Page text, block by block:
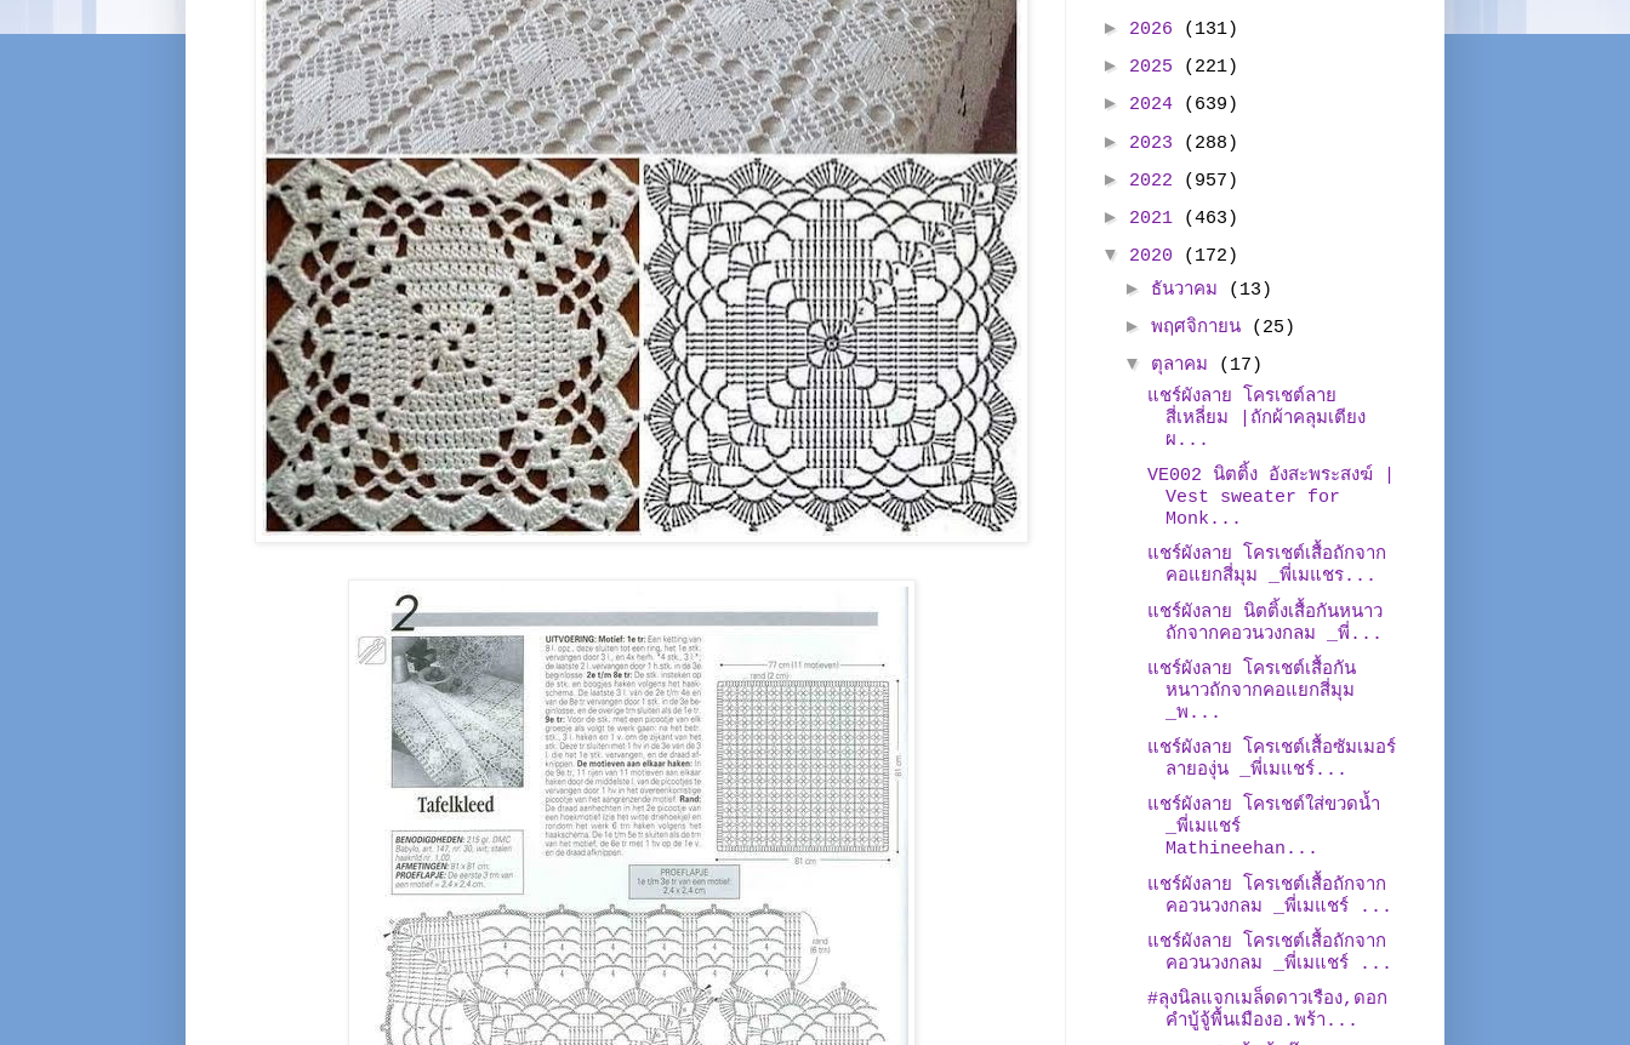
► 2026
(131)
► 2025
(221)
► 2024
(639)
► 2023
(288)
► 2022
(957)
► 2021
(463)
▼ 2020
(172)
► ธันวาคม
(13)
► พฤศจิกายน
(25)
▼ ตุลาคม
(17)
แชร์ผังลาย โครเชต์ลาย
สี่เหลี่ยม |ถักผ้าคลุมเตียง
ผ...
VE002 นิตติ้ง อังสะพระสงฆ์ |
Vest sweater for
Monk...
แชร์ผังลาย โครเชต์เสื้อถักจาก
คอแยกสี่มุม _พี่เมแชร...
แชร์ผังลาย นิตติ้งเสื้อกันหนาว
ถักจากคอวนวงกลม _พี่...
แชร์ผังลาย โครเชต์เสื้อกัน
หนาวถักจากคอแยกสี่มุม
_พ...
แชร์ผังลาย โครเชต์เสื้อซัมเมอร์
ลายองุ่น _พี่เมแชร์...
แชร์ผังลาย โครเชต์ใส่ขวดน้ำ
_พี่เมแชร์
Mathineehan...
แชร์ผังลาย โครเชต์เสื้อถักจาก
คอวนวงกลม _พี่เมแชร์ ...
แชร์ผังลาย โครเชต์เสื้อถักจาก
คอวนวงกลม _พี่เมแชร์ ...
#ลุงนิลแจกเมล็ดดาวเรือง,ดอก
คำบู้จู้พื้นเมืองอ.พร้า...